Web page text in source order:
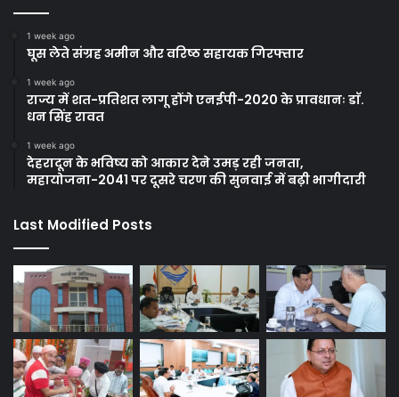
1 week ago
घूस लेते संग्रह अमीन और वरिष्ठ सहायक गिरफ्तार
1 week ago
राज्य में शत-प्रतिशत लागू होंगे एनईपी-2020 के प्रावधानः डाॅ.
धन सिंह रावत
1 week ago
देहरादून के भविष्य को आकार देने उमड़ रही जनता,
महायोजना-2041 पर दूसरे चरण की सुनवाई में बढ़ी भागीदारी
Last Modified Posts